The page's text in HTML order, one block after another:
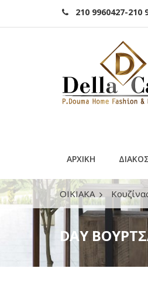
210 9960427-210
ΑΡΧΙΚΗ
ΟΙΚΙΑΚΑ
DAY